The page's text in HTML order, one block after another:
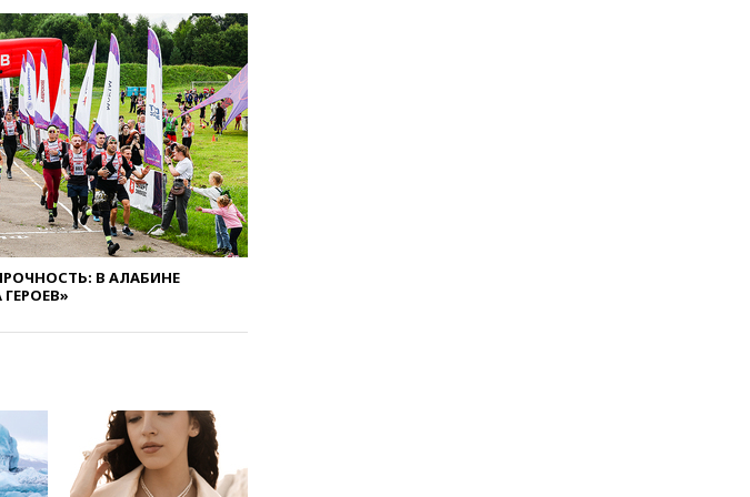
05:30ВМС Испании усилили
присутствие в Сеуте на фоне
миграционного кризиса
03:30В Минстрое сравнили
качество жилья в Нью-Йорке и
России
02:30Трамп попросил
отпустить его с круглого стола
в Госдепе, чтобы «вести
войну»
01:35Мигрант погиб при
попытке попасть из Марокко в
Лукашенко
объяснил экономическую
выгоду безвизового режима с
ЕС
В АЛАБИНЕ